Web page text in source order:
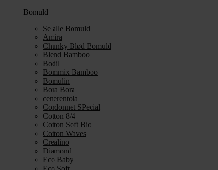
Bomuld
Se alle Bomuld
Amira
Chunky Blød Bomuld
Blend Bamboo
Bodil
Bommix Bamboo
Bomulin
Bora Bora
cenerentola
Cordonnet SPecial
Cotton 8/4
Cotton Soft Bio
Cotton Waves
Crealino
Diamond
Eco Baby
Eco Soft